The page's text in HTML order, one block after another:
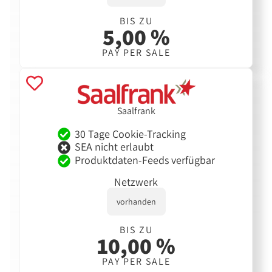
BIS ZU
5,00 %
PAY PER SALE
Saalfrank
30 Tage Cookie-Tracking
SEA nicht erlaubt
Produktdaten-Feeds verfügbar
Netzwerk
vorhanden
BIS ZU
10,00 %
PAY PER SALE